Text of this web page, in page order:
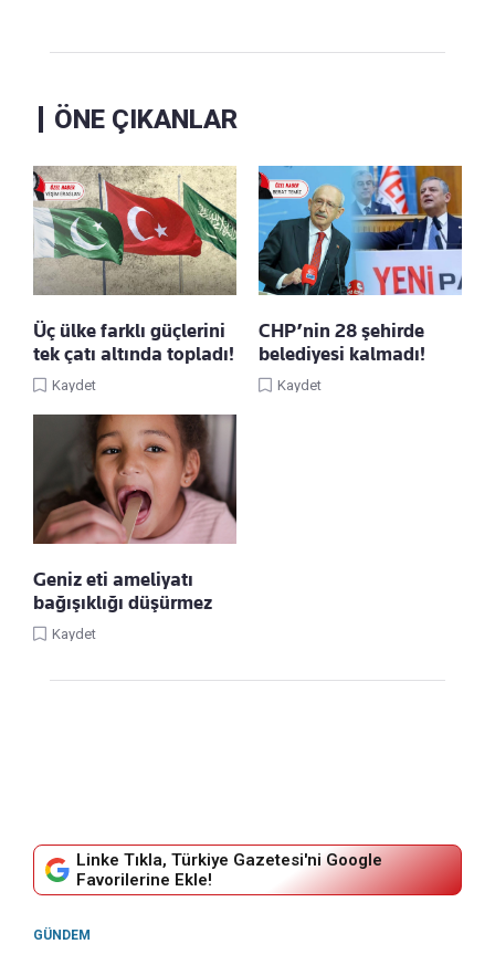
ÖNE ÇIKANLAR
Üç ülke farklı güçlerini
tek çatı altında topladı!
Kaydet
CHP’nin 28 şehirde
belediyesi kalmadı!
Kaydet
Geniz eti ameliyatı
bağışıklığı düşürmez
Kaydet
Linke Tıkla, Türkiye Gazetesi'ni Google
Favorilerine Ekle!
GÜNDEM